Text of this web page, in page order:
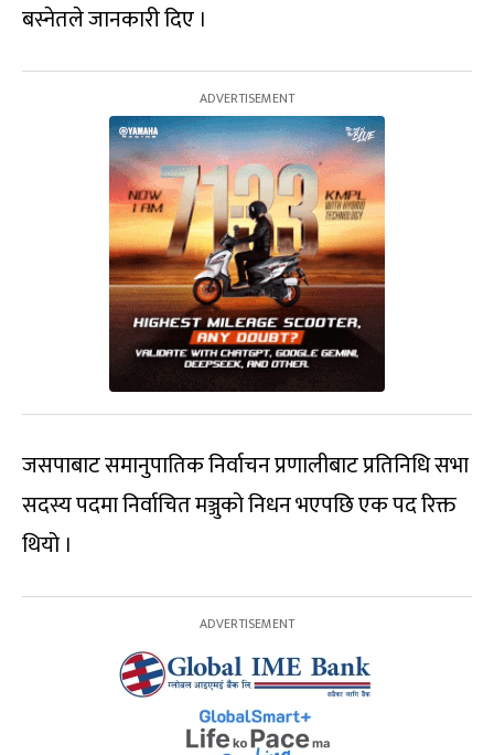
बस्नेतले जानकारी दिए ।
जसपाबाट समानुपातिक निर्वाचन प्रणालीबाट प्रतिनिधि सभा
सदस्य पदमा निर्वाचित मञ्जुको निधन भएपछि एक पद रिक्त
थियो ।